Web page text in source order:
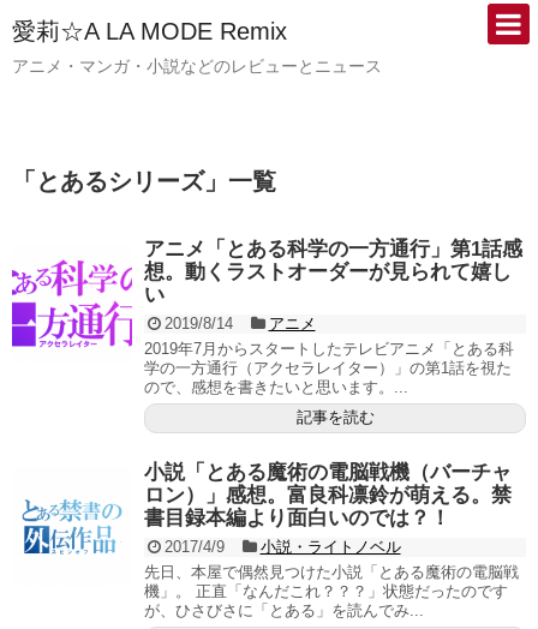
愛莉☆A LA MODE Remix
アニメ・マンガ・小説などのレビューとニュース
「 とあるシリーズ」 一覧
アニメ「とある科学の一方通行」第1話感
想。動くラストオーダーが見られて嬉し
い
2019/8/14
アニメ
2019年7月からスタートしたテレビアニメ「とある科
学の一方通行（アクセラレイター）」の第1話を視た
ので、感想を書きたいと思います。...
記事を読む
小説「とある魔術の電脳戦機（バーチャ
ロン）」感想。富良科凛鈴が萌える。禁
書目録本編より面白いのでは？！
2017/4/9
小説・ライトノベル
先日、本屋で偶然見つけた小説「とある魔術の電脳戦
機」。 正直「なんだこれ？？？」状態だったのです
が、ひさびさに「とある」を読んでみ...